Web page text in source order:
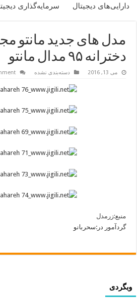
دارایی‌های دیجیتال
سرمایه‌گذاری
مدل های جدید مانتو
دخترانه ۹۵ مدال مانتو
می 13, 2016 دسته‌بندی نشده
منبع:زرمدل
گردآمور در:سحربانو
وبگردی